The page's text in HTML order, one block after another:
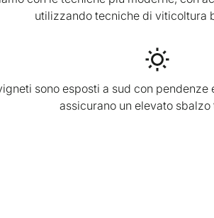
utilizzando tecniche di viticoltura
sono esposti a sud con
assicurano un elevato sbalzo